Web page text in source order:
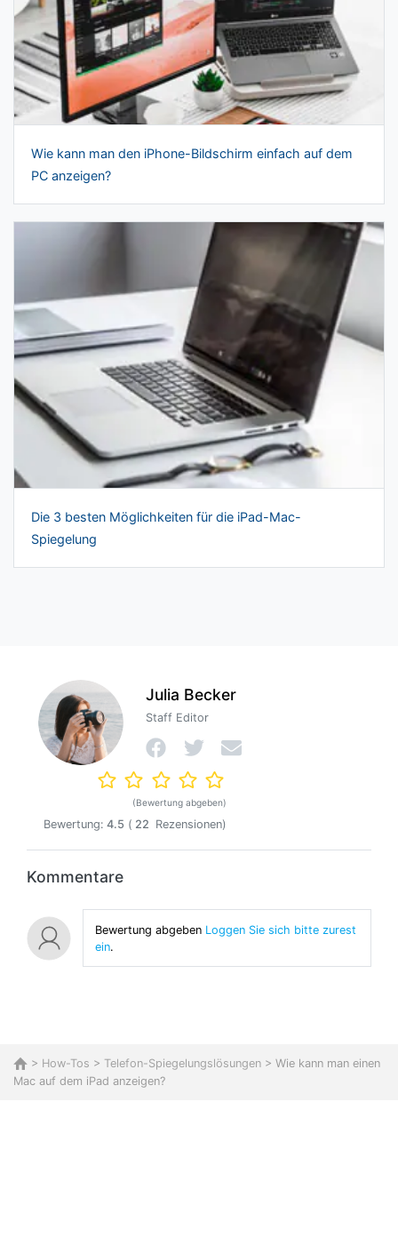
Wie kann man den iPhone-Bildschirm einfach auf dem
PC anzeigen?
Die 3 besten Möglichkeiten für die iPad-Mac-
Spiegelung
Julia Becker
Staff Editor
(Bewertung abgeben)
Bewertung: 4.5 ( 22 Rezensionen)
Kommentare
Bewertung abgebenLoggen Sie sich bitte zurest
ein.
> How-Tos > Telefon-Spiegelungslösungen > Wie kann man einen
Mac auf dem iPad anzeigen?